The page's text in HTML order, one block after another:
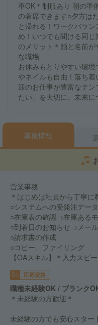
車OK＊制服あり 朝の準
の着席できます○夕方は
と帰れる！ワークバラ
め！いつでも聞ける同
のメリット＊顔と名前が
な職場
お休みもとりやすい環
やネイルも自由！落ち
迎のお仕事が豊富なテ
たい」を大切に、未来に
募集情報
営業事務
＊はじめは社員から丁寧
○システムへの受発注デー
○在庫表の確認→在庫ある
○到着日のお知らせ→メー
○請求書の作成
○コピー、ファイリング
【OAスキル】＊入力スピ
応募資格
職種未経験OK / ブランク
＊未経験の方歓迎＊
未経験の方でも安心スター